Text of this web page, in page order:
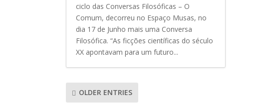
ciclo das Conversas Filosóficas – O
Comum, decorreu no Espaço Musas, no
dia 17 de Junho mais uma Conversa
Filosófica. “As ficções científicas do século
XX apontavam para um futuro...
OLDER ENTRIES